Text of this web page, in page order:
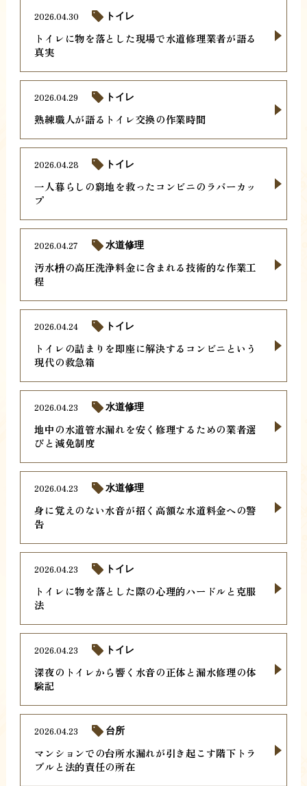
トイレに物を落とした現場で水道修理業者が語る
真実
2026.04.30 トイレ
熟練職人が語るトイレ交換の作業時間
2026.04.29 トイレ
一人暮らしの窮地を救ったコンビニのラバーカッ
プ
2026.04.28 トイレ
汚水枡の高圧洗浄料金に含まれる技術的な作業工
程
2026.04.27 水道修理
トイレの詰まりを即座に解決するコンビニという
現代の救急箱
2026.04.24 トイレ
地中の水道管水漏れを安く修理するための業者選
びと減免制度
2026.04.23 水道修理
身に覚えのない水音が招く高額な水道料金への警
告
2026.04.23 水道修理
トイレに物を落とした際の心理的ハードルと克服
法
2026.04.23 トイレ
深夜のトイレから響く水音の正体と漏水修理の体
験記
2026.04.23 トイレ
マンションでの台所水漏れが引き起こす階下トラ
ブルと法的責任の所在
2026.04.23 台所